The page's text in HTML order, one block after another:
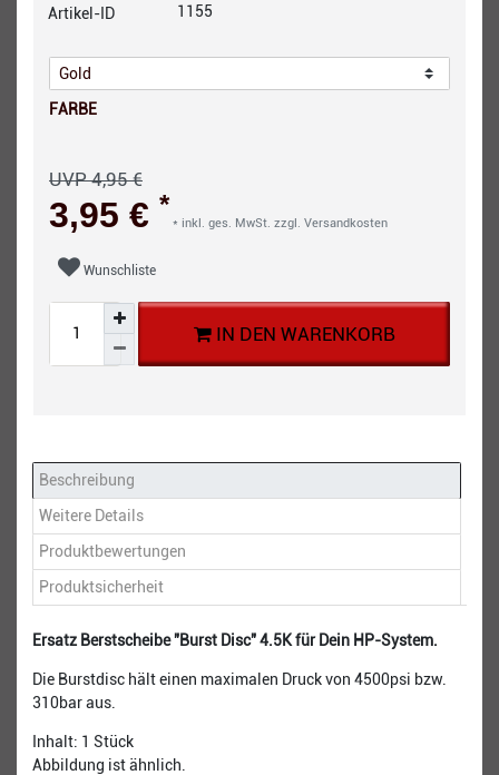
Artikel-ID
1155
FARBE
UVP 4,95 €
3,95 € *
* inkl. ges. MwSt. zzgl. Versandkosten
Wunschliste
IN DEN WARENKORB
Beschreibung
Weitere Details
Produktbewertungen
Produktsicherheit
Ersatz Berstscheibe "Burst Disc" 4.5K für Dein HP-System.
Die Burstdisc hält einen maximalen Druck von 4500psi bzw.
310bar aus.
Inhalt: 1 Stück
Abbildung ist ähnlich.